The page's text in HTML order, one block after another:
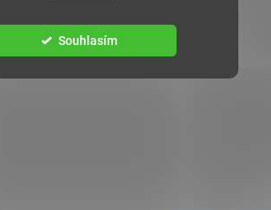
Souhlasím